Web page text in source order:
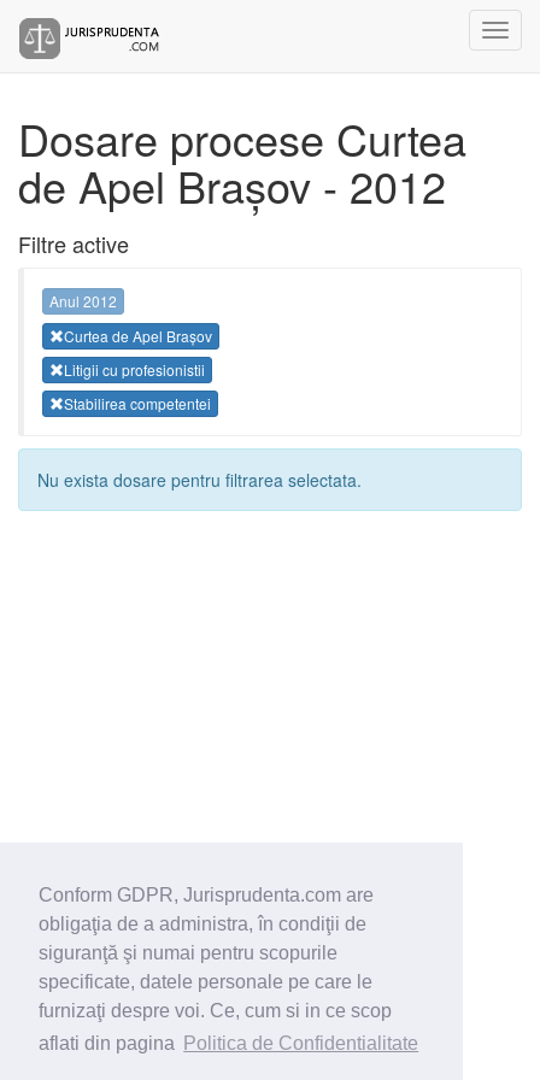
Conform GDPR, Jurisprudenta.com are
obligaţia de a administra, în condiţii de
siguranţă şi numai pentru scopurile
specificate, datele personale pe care le
furnizaţi despre voi. Ce, cum si in ce scop
aflati din pagina
Politica de Confidentialitate
Dosare procese Curtea
de Apel Brașov - 2012
Filtre active
Anul 2012
Curtea de Apel Brașov
Litigii cu profesionistii
Stabilirea competentei
Nu exista dosare pentru filtrarea selectata.